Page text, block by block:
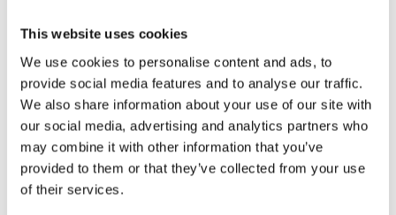
This website uses cookies
We use cookies to personalise content and ads, to
provide social media features and to analyse our traffic.
We also share information about your use of our site with
our social media, advertising and analytics partners who
may combine it with other information that you’ve
provided to them or that they’ve collected from your use
of their services.